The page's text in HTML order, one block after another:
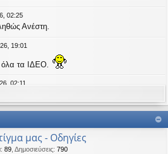
η
02:25
Ανέστη.
19:01
όλα τα ΙΔΕΟ.
02:11
Καλή Ανάσταση.
μας - Οδηγίες
: 89 Δημοσιεύσεις: 790